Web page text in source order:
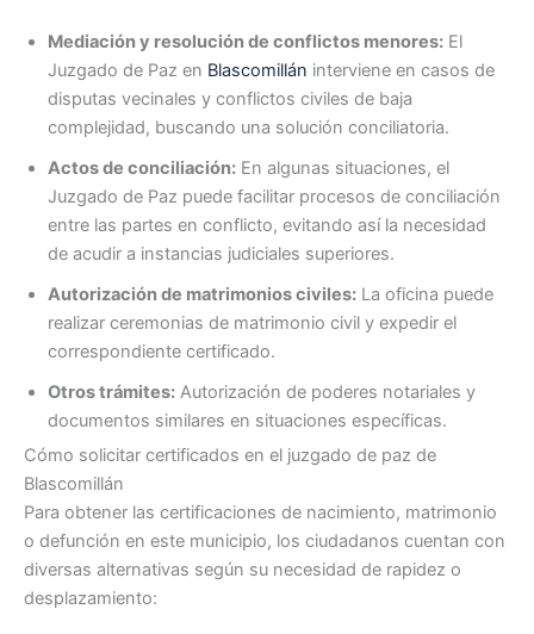
Mediación y resolución de conflictos menores: El
Juzgado de Paz en Blascomillán interviene en casos de
disputas vecinales y conflictos civiles de baja
complejidad, buscando una solución conciliatoria.
Actos de conciliación: En algunas situaciones, el
Juzgado de Paz puede facilitar procesos de conciliación
entre las partes en conflicto, evitando así la necesidad
de acudir a instancias judiciales superiores.
Autorización de matrimonios civiles: La oficina puede
realizar ceremonias de matrimonio civil y expedir el
correspondiente certificado.
Otros trámites: Autorización de poderes notariales y
documentos similares en situaciones específicas.
Cómo solicitar certificados en el juzgado de paz de
Blascomillán
Para obtener las certificaciones de nacimiento, matrimonio
o defunción en este municipio, los ciudadanos cuentan con
diversas alternativas según su necesidad de rapidez o
desplazamiento: